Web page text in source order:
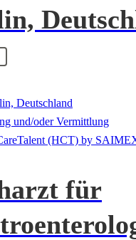
Deutschland
und/oder Vermittlung
für